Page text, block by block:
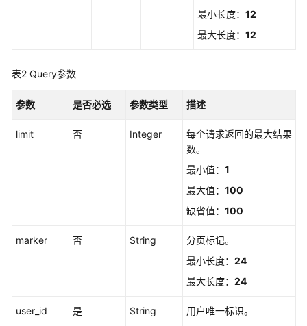
最小长度： 12
最大长度： 12
表2 Query参数
参数 是否必选 参数类型 描述
limit 否 Integer
每个请求返回的最大结果
数。
最小值： 1
最大值： 100
缺省值： 100
marker 否 String
分页标记。
最小长度： 24
最大长度： 24
user_id 是 String
用户唯一标识。